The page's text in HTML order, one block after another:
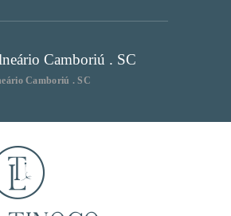
Camboriú . SC
Camboriú . SC